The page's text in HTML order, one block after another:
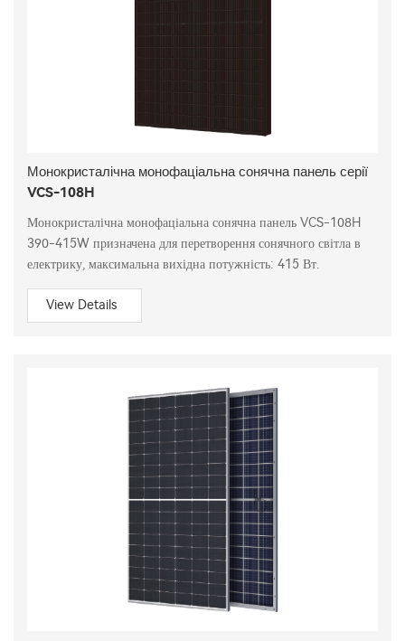
Монокристалічна монофаціальна сонячна панель серії
VCS-108H
Монокристалічна монофаціальна сонячна панель VCS-108H
390-415W призначена для перетворення сонячного світла в
електрику, максимальна вихідна потужність: 415 Вт.
View Details